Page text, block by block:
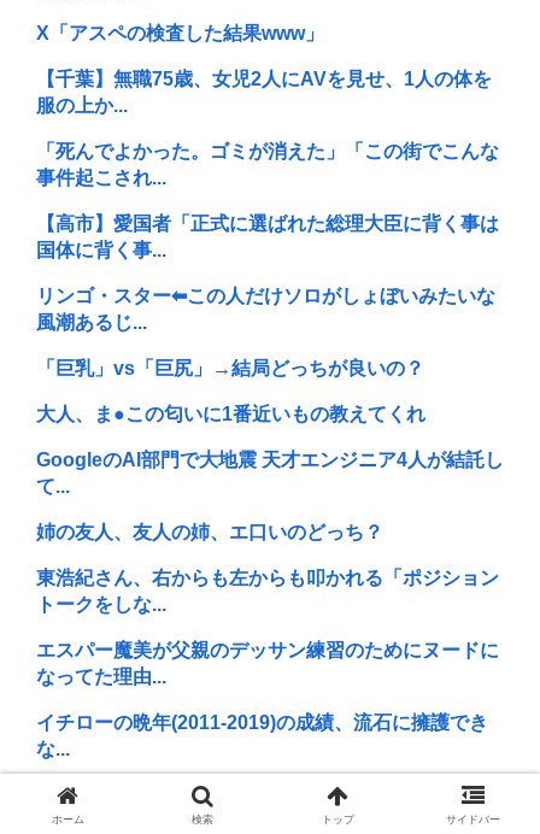
X「アスペの検査した結果www」
【千葉】無職75歳、女児2人にAVを見せ、1人の体を
服の上か...
「死んでよかった。ゴミが消えた」「この街でこんな
事件起こされ...
【高市】愛国者「正式に選ばれた総理大臣に背く事は
国体に背く事...
リンゴ・スター⬅︎この人だけソロがしょぼいみたいな
風潮あるじ...
「巨乳」vs「巨尻」→結局どっちが良いの？
大人、ま●この匂いに1番近いもの教えてくれ
GoogleのAI部門で大地震 天才エンジニア4人が結託し
て...
姉の友人、友人の姉、エ口いのどっち？
東浩紀さん、右からも左からも叩かれる「ポジション
トークをしな...
エスパー魔美が父親のデッサン練習のためにヌードに
なってた理由...
イチローの晩年(2011-2019)の成績、流石に擁護でき
な...
高市「あのジジイ、最近イジワルになってきたわね」
高市政権、つ...
ホーム 検索 トップ サイドバー